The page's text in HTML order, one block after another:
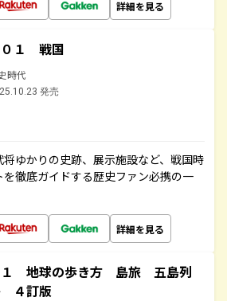
詳細を見る
０１ 戦国
時代
発売
ゆかりの史跡、展示施設など、戦国時
徹底ガイドする歴史ファン必携の一
詳細を見る
１ 地球の歩き方 島旅 五島列
４訂版